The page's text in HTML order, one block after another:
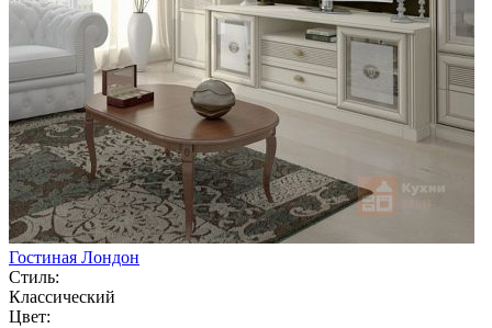
Гостиная Лондон
Стиль:
Классический
Цвет: